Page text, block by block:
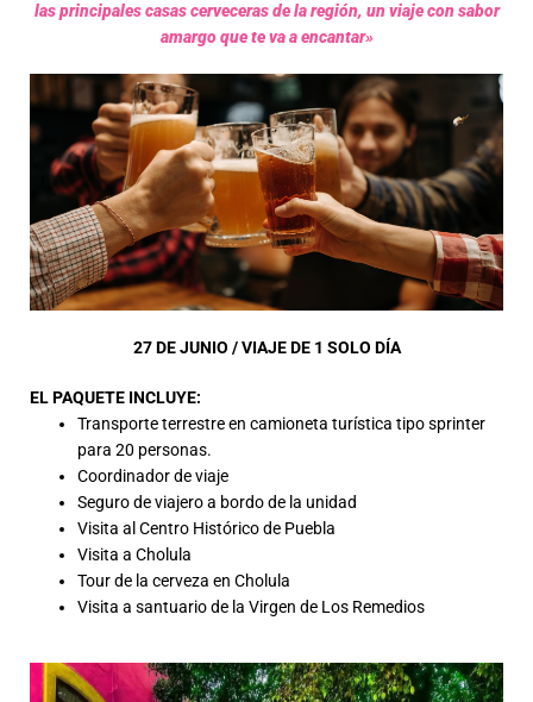
las principales casas cerveceras de la región, un viaje con sabor
amargo que te va a encantar»
27 DE JUNIO / VIAJE DE 1 SOLO DÍA
EL PAQUETE INCLUYE:
Transporte terrestre en camioneta turística tipo sprinter
para 20 personas.
Coordinador de viaje
Seguro de viajero a bordo de la unidad
Visita al Centro Histórico de Puebla
Visita a Cholula
Tour de la cerveza en Cholula
Visita a santuario de la Virgen de Los Remedios